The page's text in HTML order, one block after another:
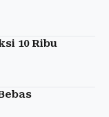
10 Ribu